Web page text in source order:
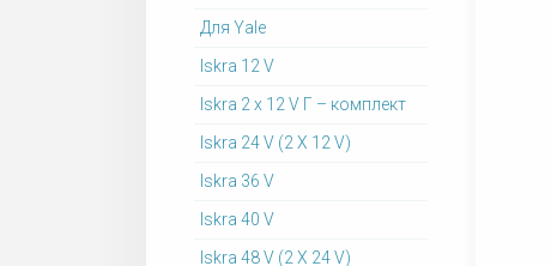
Для Yale
Iskra 12 V
Iskra 2 x 12 V Г – комплект
Iskra 24 V (2 X 12 V)
Iskra 36 V
Iskra 40 V
Iskra 48 V (2 X 24 V)